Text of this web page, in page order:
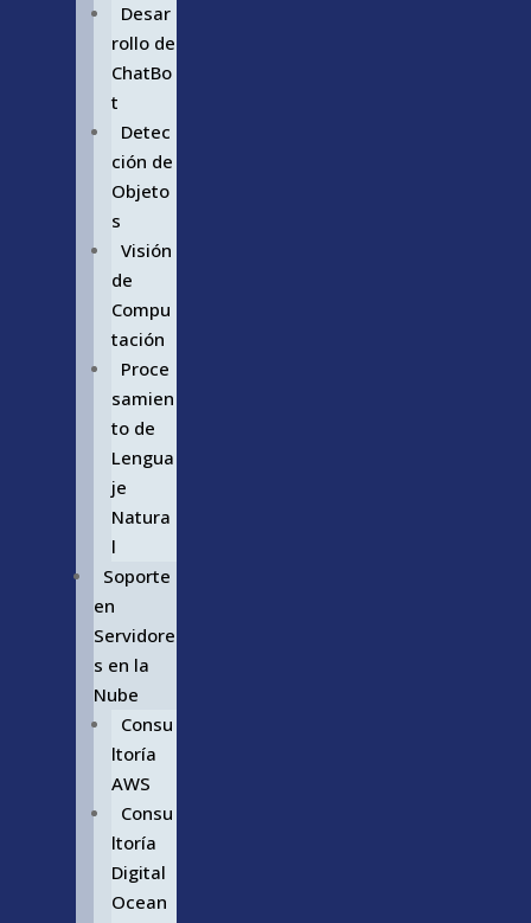
Desar
rollo de
ChatBo
t
Detec
ción de
Objeto
s
Visión
de
Compu
tación
Proce
samien
to de
Lengua
je
Natura
l
Soporte
en
Servidore
s en la
Nube
Consu
ltoría
AWS
Consu
ltoría
Digital
Ocean